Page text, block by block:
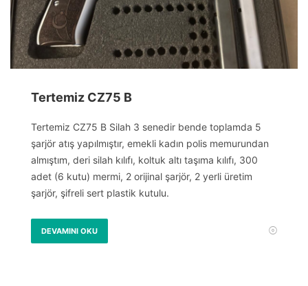
Tertemiz CZ75 B
Tertemiz CZ75 B Silah 3 senedir bende toplamda 5
şarjör atış yapılmıştır, emekli kadın polis memurundan
almıştım, deri silah kılıfı, koltuk altı taşıma kılıfı, 300
adet (6 kutu) mermi, 2 orijinal şarjör, 2 yerli üretim
şarjör, şifreli sert plastik kutulu.
DEVAMINI OKU